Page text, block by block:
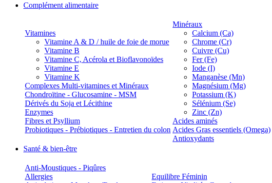
Complément alimentaire
Vitamines
Vitamine A & D / huile de foie de morue
Vitamine B
Vitamine C, Acérola et Bioflavonoïdes
Vitamine E
Vitamine K
Complexes Multi-vitamines et Minéraux
Chondroïtine - Glucosamine - MSM
Dérivés du Soja et Lécithine
Enzymes
Fibres et Psyllium
Probiotiques - Prébiotiques - Entretien du colon
Minéraux
Calcium (Ca)
Chrome (Cr)
Cuivre (Cu)
Fer (Fe)
Iode (I)
Manganèse (Mn)
Magnésium (Mg)
Potassium (K)
Sélénium (Se)
Zinc (Zn)
Acides aminés
Acides Gras essentiels (Omega)
Antioxydants
Santé & bien-être
Anti-Moustiques - Piqûres
Allergies
Equilibre Féminin